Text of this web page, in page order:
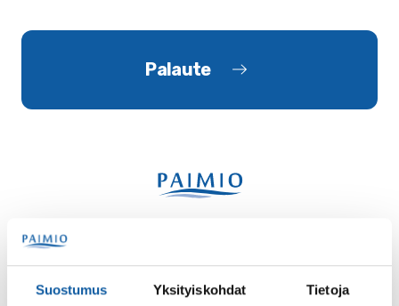
Suostumus Yksityiskohdat Tietoja
Palaute
Postiosoite: PL 50, 21531 PAIMIO
Vaihde: (02) 474 511